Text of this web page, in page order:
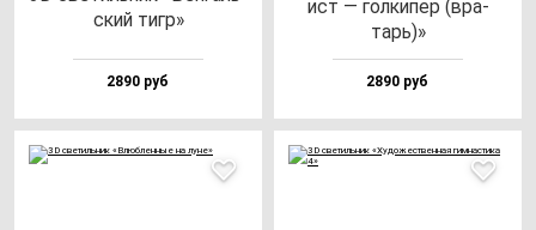
ский тигр»
2890 руб
ист — гол­ки­пер (вра­
тарь)»
2890 руб